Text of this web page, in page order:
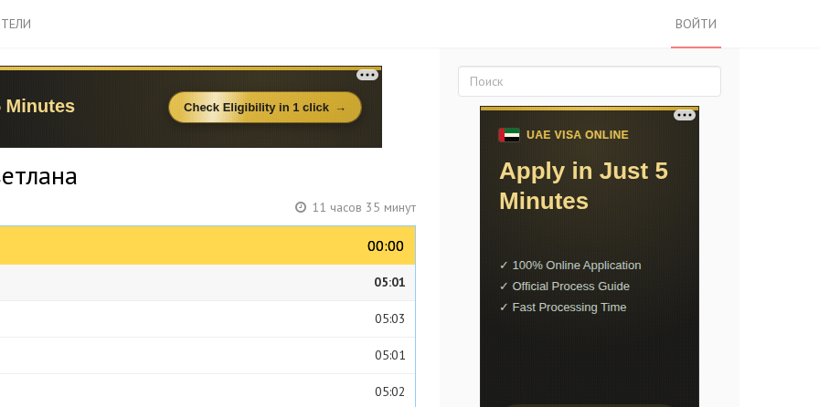
ВОЙТИ
11 часов 35 минут
00:00
00:00
05:01
05:03
05:01
05:02